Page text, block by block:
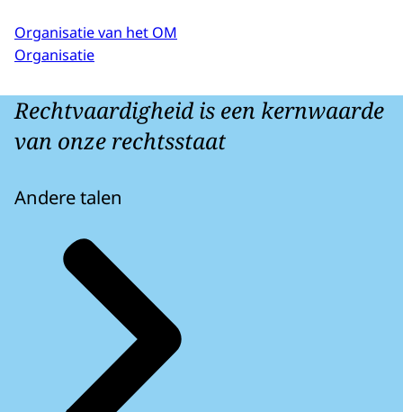
Organisatie van het OM
Organisatie
Rechtvaardigheid is een kernwaarde
van onze rechtsstaat
Andere talen